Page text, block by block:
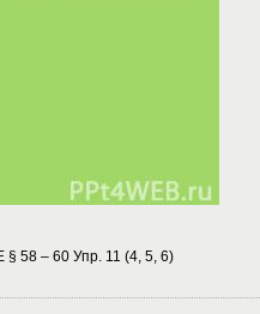
– 60 Упр. 11 (4, 5, 6)